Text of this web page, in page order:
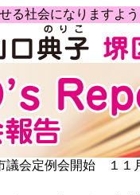
せる社会になります
議会定例会開始 １１